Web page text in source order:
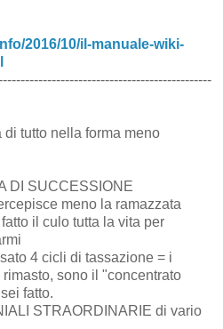
2016/10/il-manuale-wiki-
tutto nella forma meno
DI SUCCESSIONE
meno la ramazzata
il culo tutta la vita per
4 cicli di tassazione = i
sono il "concentrato
fatto.
STRAORDINARIE di vario